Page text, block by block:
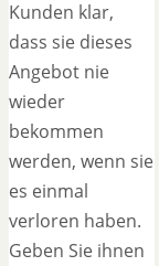
Kunden klar,
dass sie dieses
Angebot nie
wieder
bekommen
werden, wenn sie
es einmal
verloren haben.
Geben Sie ihnen